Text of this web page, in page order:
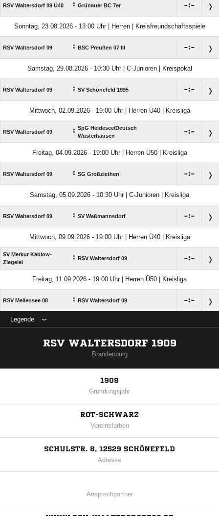
RSV Waltersdorf 09 Ü40 : Grünauer BC 7er :
Sonntag, 23.08.2026 - 13:00 Uhr | Herren | Kreisfreundschaftsspiele
RSV Waltersdorf 09 : BSC Preußen 07 III :
Samstag, 29.08.2026 - 10:30 Uhr | C-Junioren | Kreispokal
RSV Waltersdorf 09 : SV Schönefeld 1995 :
Mittwoch, 02.09.2026 - 19:00 Uhr | Herren Ü40 | Kreisliga
RSV Waltersdorf 09 : SpG Heidesee/​Deutsch
Wusterhausen
:
Freitag, 04.09.2026 - 19:00 Uhr | Herren Ü50 | Kreisliga
RSV Waltersdorf 09 : SG Großziethen :
Samstag, 05.09.2026 - 10:30 Uhr | C-Junioren | Kreisliga
RSV Waltersdorf 09 : SV Waßmannsdorf :
Mittwoch, 09.09.2026 - 19:00 Uhr | Herren Ü40 | Kreisliga
SV Merkur Kablow-
Ziegelei
: RSV Waltersdorf 09 :
Freitag, 11.09.2026 - 19:00 Uhr | Herren Ü50 | Kreisliga
RSV Mellensee 08 : RSV Waltersdorf 09 :
Legende
RSV WALTERSDORF 1909
Brandenburg
1909
Gründungsjahr
ROT-SCHWARZ
Vereinsfarben
SCHULSTR. 8, 12529 SCHÖNEFELD
Adresse
Ansprechpartner